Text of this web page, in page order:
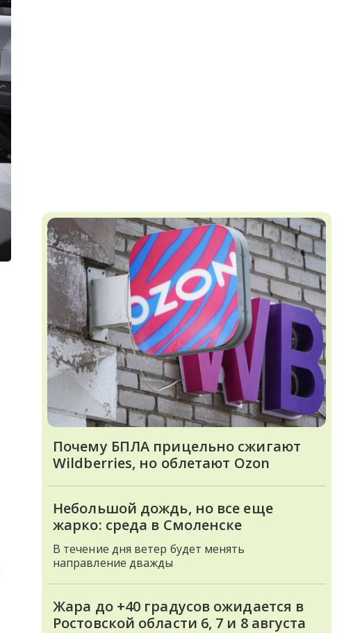
Почему БПЛА прицельно сжигают
Wildberries, но облетают Ozon
Небольшой дождь, но все еще
жарко: среда в Смоленске
В течение дня ветер будет менять
направление дважды
Жара до +40 градусов ожидается в
Ростовской области 6, 7 и 8 августа